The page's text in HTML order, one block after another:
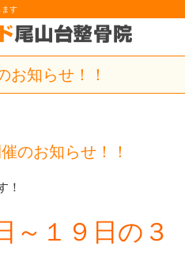
ます
お知らせ！！
のお知らせ！！
！
～１９日の３